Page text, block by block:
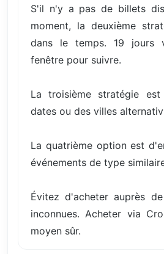
S'il n'y a pas de billets
moment, la deuxième
dans le temps. 19 jours
fenêtre pour suivre.
La troisième stratégie est
dates ou des villes
La quatrième option est
événements de type
Évitez d'acheter auprès
inconnues. Acheter via
moyen sûr.